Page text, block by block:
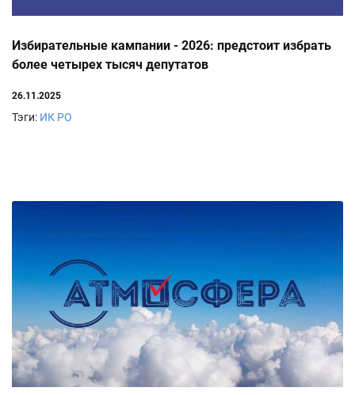
Избирательные кампании - 2026: предстоит избрать
более четырех тысяч депутатов
26.11.2025
Тэги: ИК РО